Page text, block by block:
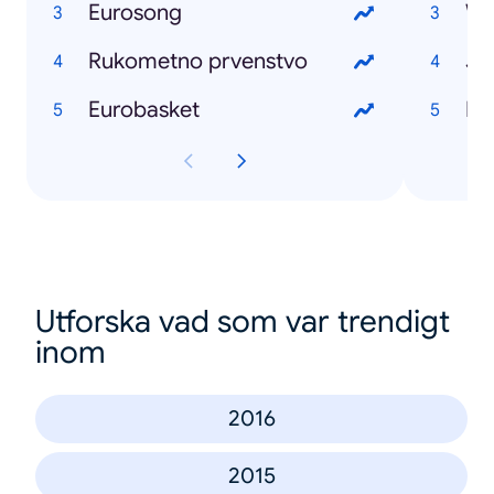
Eurosong
Rukometno prvenstvo
Eurobasket
Utforska vad som var trendigt
inom
2016
2015